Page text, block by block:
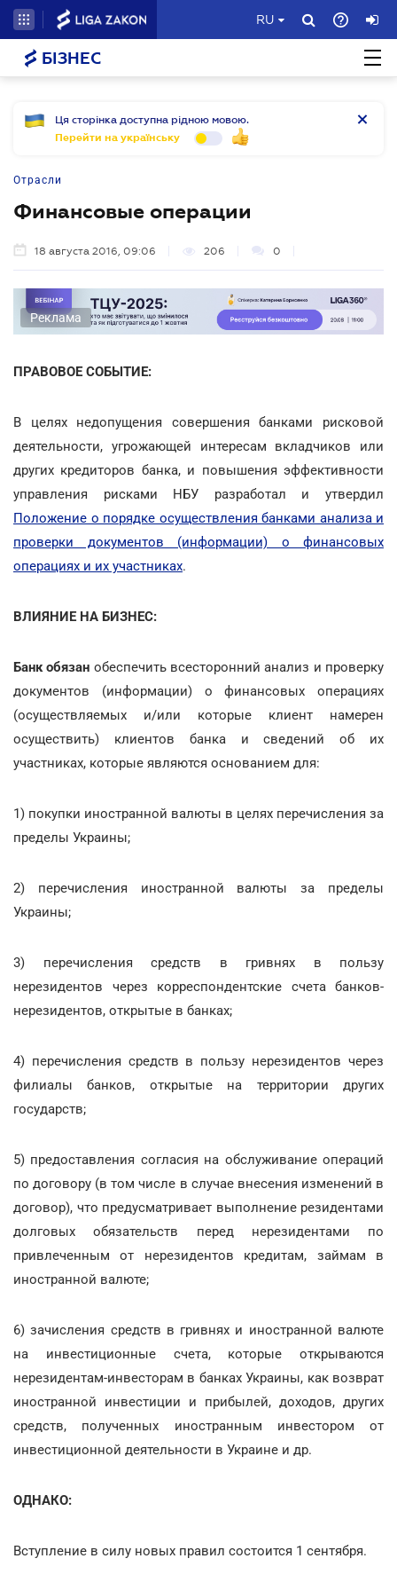
RU
БІЗНЕС
Ця сторінка доступна рідною мовою.
Перейти на українську
Отрасли
Финансовые операции
18 августа 2016, 09:06 206 0
Реклама
ПРАВОВОЕ СОБЫТИЕ:
В целях недопущения совершения банками рисковой
деятельности, угрожающей интересам вкладчиков или
других кредиторов банка, и повышения эффективности
управления рисками НБУ разработал и утвердил
Положение о порядке осуществления банками анализа и
проверки документов (информации) о финансовых
операциях и их участниках.
ВЛИЯНИЕ НА БИЗНЕС:
Банк обязан обеспечить всесторонний анализ и проверку
документов (информации) о финансовых операциях
(осуществляемых и/или которые клиент намерен
осуществить) клиентов банка и сведений об их
участниках, которые являются основанием для:
1) покупки иностранной валюты в целях перечисления за
пределы Украины;
2) перечисления иностранной валюты за пределы
Украины;
3) перечисления средств в гривнях в пользу
нерезидентов через корреспондентские счета банков-
нерезидентов, открытые в банках;
4) перечисления средств в пользу нерезидентов через
филиалы банков, открытые на территории других
государств;
5) предоставления согласия на обслуживание операций
по договору (в том числе в случае внесения изменений в
договор), что предусматривает выполнение резидентами
долговых обязательств перед нерезидентами по
привлеченным от нерезидентов кредитам, займам в
иностранной валюте;
6) зачисления средств в гривнях и иностранной валюте
на инвестиционные счета, которые открываются
нерезидентам-инвесторам в банках Украины, как возврат
иностранной инвестиции и прибылей, доходов, других
средств, полученных иностранным инвестором от
инвестиционной деятельности в Украине и др.
ОДНАКО:
Вступление в силу новых правил состоится 1 сентября.